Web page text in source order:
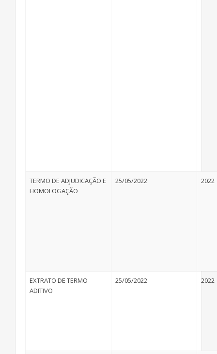
TERMO DE ADJUDICAÇÃO E
HOMOLOGAÇÃO
25/05/2022 2022
EXTRATO DE TERMO
ADITIVO
25/05/2022 2022